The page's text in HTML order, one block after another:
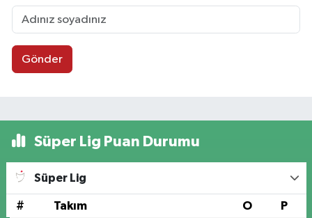
Gönder
Süper Lig Puan Durumu
Süper Lig
# Takım O P